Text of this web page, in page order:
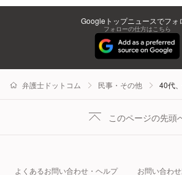
Googleトップニュースでフォ
フォローの仕方はこちら
弁護士ドットコム 民事・その他 40代
このページの先頭
よくあるお問い合わせ・ヘルプ お問い合わ